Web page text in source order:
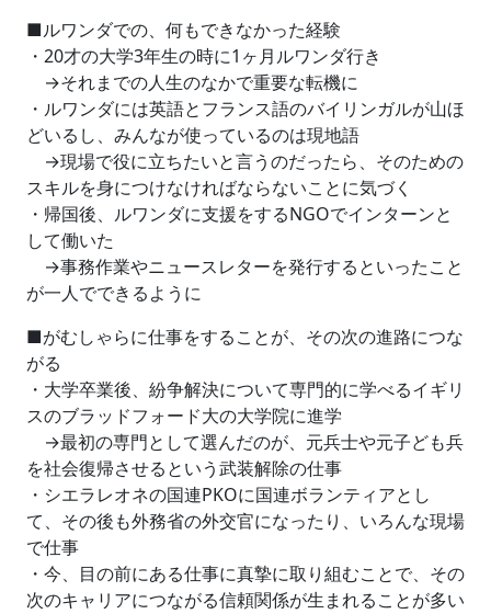
■ルワンダでの、何もできなかった経験
・20才の大学3年生の時に1ヶ月ルワンダ行き
→それまでの人生のなかで重要な転機に
・ルワンダには英語とフランス語のバイリンガルが山ほ
どいるし、みんなが使っているのは現地語
→現場で役に立ちたいと言うのだったら、そのための
スキルを身につけなければならないことに気づく
・帰国後、ルワンダに支援をするNGOでインターンと
して働いた
→事務作業やニュースレターを発行するといったこと
が一人でできるように
■がむしゃらに仕事をすることが、その次の進路につな
がる
・大学卒業後、紛争解決について専門的に学べるイギリ
スのブラッドフォード大の大学院に進学
→最初の専門として選んだのが、元兵士や元子ども兵
を社会復帰させるという武装解除の仕事
・シエラレオネの国連PKOに国連ボランティアとし
て、その後も外務省の外交官になったり、いろんな現場
で仕事
・今、目の前にある仕事に真摯に取り組むことで、その
次のキャリアにつながる信頼関係が生まれることが多い